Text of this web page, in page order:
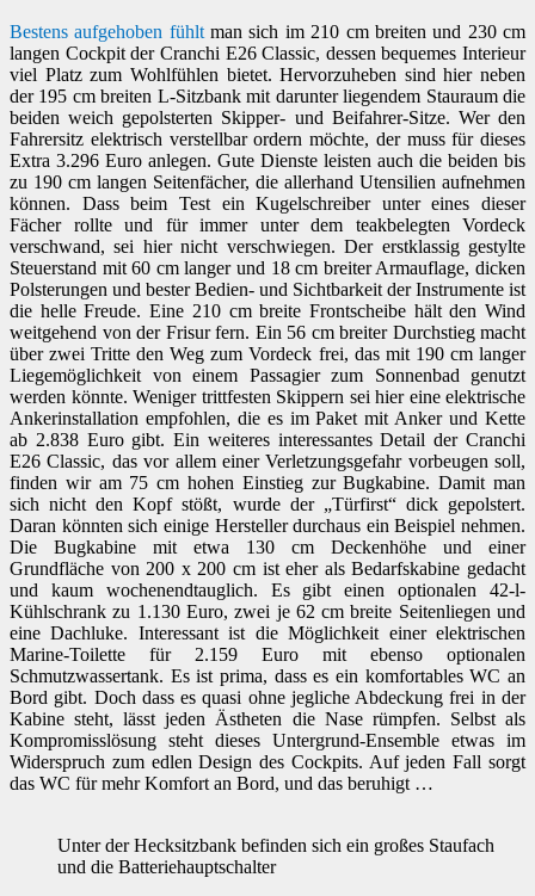
Bestens aufgehoben fühltman sich im 210 cm breiten und 230 cm
langen Cockpit der Cranchi E26 Classic, dessen bequemes Interieur
viel Platz zum Wohlfühlen bietet. Hervorzuheben sind hier neben
der 195 cm breiten L-Sitzbank mit darunter liegendem Stauraum die
beiden weich gepolsterten Skipper- und Beifahrer-Sitze. Wer den
Fahrersitz elektrisch verstellbar ordern möchte, der muss für dieses
Extra 3.296 Euro anlegen. Gute Dienste leisten auch die beiden bis
zu 190 cm langen Seitenfächer, die allerhand Utensilien aufnehmen
können. Dass beim Test ein Kugelschreiber unter eines dieser
Fächer rollte und für immer unter dem teakbelegten Vordeck
verschwand, sei hier nicht verschwiegen. Der erstklassig gestylte
Steuerstand mit 60 cm langer und 18 cm breiter Armauflage, dicken
Polsterungen und bester Bedien- und Sichtbarkeit der Instrumente ist
die helle Freude. Eine 210 cm breite Frontscheibe hält den Wind
weitgehend von der Frisur fern. Ein 56 cm breiter Durchstieg macht
über zwei Tritte den Weg zum Vordeck frei, das mit 190 cm langer
Liegemöglichkeit von einem Passagier zum Sonnenbad genutzt
werden könnte. Weniger trittfesten Skippern sei hier eine elektrische
Ankerinstallation empfohlen, die es im Paket mit Anker und Kette
ab 2.838 Euro gibt. Ein weiteres interessantes Detail der Cranchi
E26 Classic, das vor allem einer Verletzungsgefahr vorbeugen soll,
finden wir am 75 cm hohen Einstieg zur Bugkabine. Damit man
sich nicht den Kopf stößt, wurde der „Türfirst“ dick gepolstert.
Daran könnten sich einige Hersteller durchaus ein Beispiel nehmen.
Die Bugkabine mit etwa 130 cm Deckenhöhe und einer
Grundfläche von 200 x 200 cm ist eher als Bedarfskabine gedacht
und kaum wochenendtauglich. Es gibt einen optionalen 42-l-
Kühlschrank zu 1.130 Euro, zwei je 62 cm breite Seitenliegen und
eine Dachluke. Interessant ist die Möglichkeit einer elektrischen
Marine-Toilette für 2.159 Euro mit ebenso optionalen
Schmutzwassertank. Es ist prima, dass es ein komfortables WC an
Bord gibt. Doch dass es quasi ohne jegliche Abdeckung frei in der
Kabine steht, lässt jeden Ästheten die Nase rümpfen. Selbst als
Kompromisslösung steht dieses Untergrund-Ensemble etwas im
Widerspruch zum edlen Design des Cockpits. Auf jeden Fall sorgt
das WC für mehr Komfort an Bord, und das beruhigt …
Unter der Hecksitzbank befinden sich ein großes Staufach
und die Batteriehauptschalter